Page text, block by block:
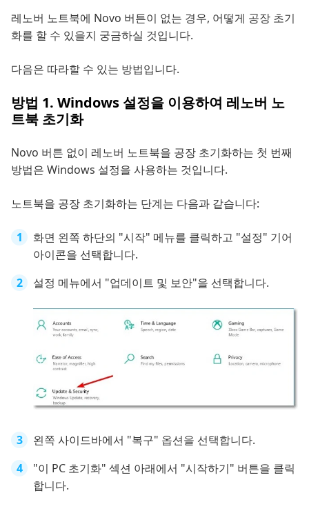
레노버 노트북에 Novo 버튼이 없는 경우, 어떻게 공장 초기
화를 할 수 있을지 궁금하실 것입니다.
다음은 따라할 수 있는 방법입니다.
방법 1. Windows 설정을 이용하여 레노버 노
트북 초기화
Novo 버튼 없이 레노버 노트북을 공장 초기화하는 첫 번째
방법은 Windows 설정을 사용하는 것입니다.
노트북을 공장 초기화하는 단계는 다음과 같습니다:
화면 왼쪽 하단의 "시작" 메뉴를 클릭하고 "설정" 기어
아이콘을 선택합니다.
설정 메뉴에서 "업데이트 및 보안"을 선택합니다.
왼쪽 사이드바에서 "복구" 옵션을 선택합니다.
"이 PC 초기화" 섹션 아래에서 "시작하기" 버튼을 클릭
합니다.